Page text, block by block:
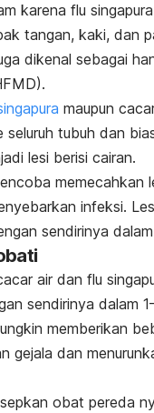
karena flu
tangan, kaki, dan
dikenal sebagai
maupun
seluruh tubuh dan
lesi berisi cairan.
memecahkan
infeksi.
sendirinya dalam
air dan flu
sendirinya dalam
memberikan
gejala dan
obat pereda